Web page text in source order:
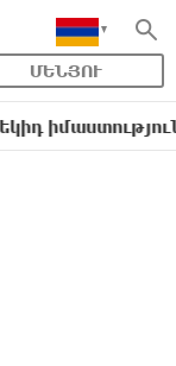
ՄԵՆՅՈՒ
է